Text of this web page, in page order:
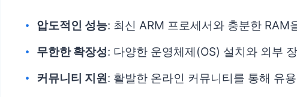
압도적인 성능: 최신 ARM 프로세서와 충분한 RAM
무한한 확장성: 다양한 운영체제(OS) 설치와 외부
커뮤니티 지원: 활발한 온라인 커뮤니티를 통해 유